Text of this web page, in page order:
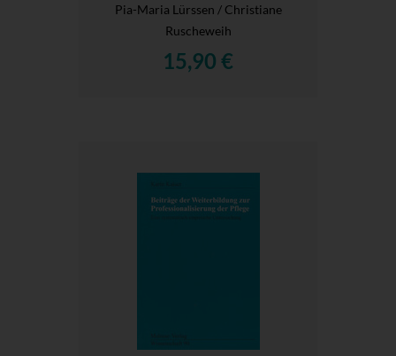
Pia-Maria Lürssen / Christiane
Ruscheweih
15,90 €